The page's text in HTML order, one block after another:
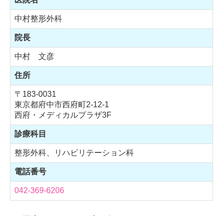
中村整形外科
院長
中村 文彦
住所
〒183-0031
東京都府中市西府町2-12-1
西府・メディカルプラザ3F
診療科目
整形外科、リハビリテーション科
電話番号
042-369-6206